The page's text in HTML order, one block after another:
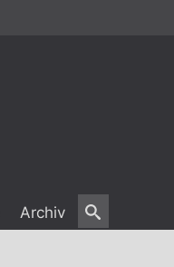
Archiv